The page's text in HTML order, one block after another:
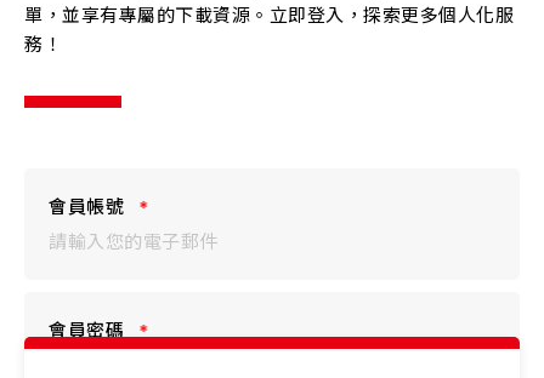
單，並享有專屬的下載資源。立即登入，探索更多個人化服
務！
會員帳號
會員密碼